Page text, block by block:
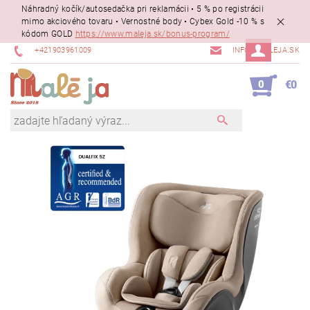
Náhradný kočík/autosedačka pri reklamácii • 5 % po registrácii
mimo akciového tovaru • Vernostné body • Cybex Gold -10 % s
kódom GOLD https://www.maleja.sk/bonus-program/
+421903961009 INFO@MALEJA.SK
0 €0